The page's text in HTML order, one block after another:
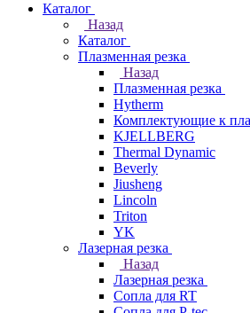
Каталог
Назад
Каталог
Плазменная резка
Назад
Плазменная резка
Hytherm
Комплектующие к
KJELLBERG
Thermal Dynamic
Beverly
Jiusheng
Lincoln
Triton
YK
Лазерная резка
Назад
Лазерная резка
Сопла для RT